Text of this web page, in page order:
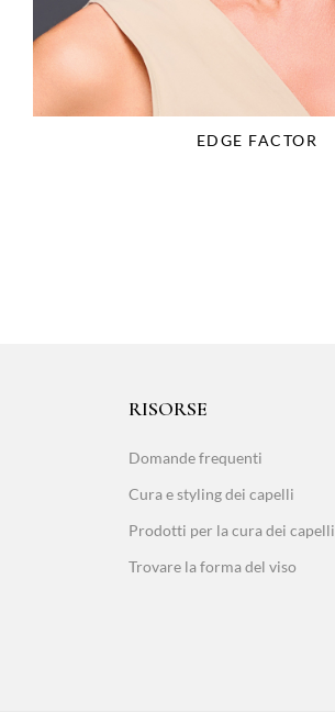
EDGE FACTOR
RISORSE
Domande frequenti
Cura e styling dei capelli
Prodotti per la cura dei capelli
Trovare la forma del viso